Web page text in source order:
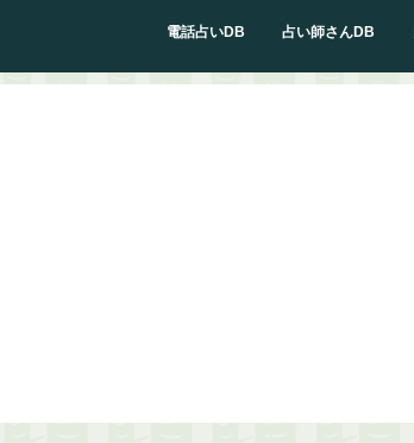
電話占いDB 占い師さんDB